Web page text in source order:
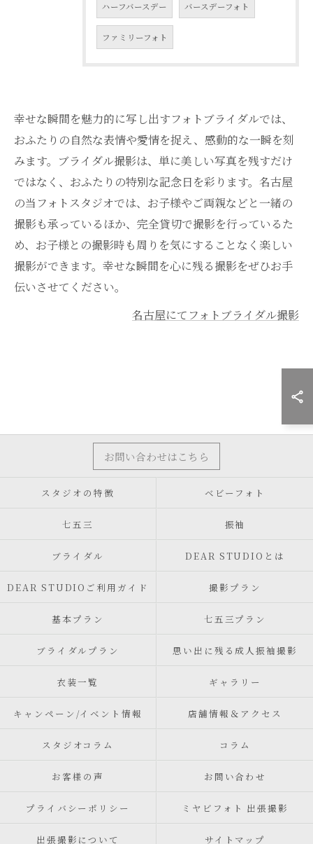
ハーフバースデー バースデーフォト
ファミリーフォト
幸せな瞬間を魅力的に写し出すフォトブライダルでは、
おふたりの自然な表情や愛情を捉え、感動的な一瞬を刻
みます。ブライダル撮影は、単に美しい写真を残すだけ
ではなく、おふたりの特別な記念日を彩ります。名古屋
の当フォトスタジオでは、お子様やご両親などと一緒の
撮影も承っているほか、完全貸切で撮影を行っているた
め、お子様との撮影時も周りを気にすることなく楽しい
撮影ができます。幸せな瞬間を心に残る撮影をぜひお手
伝いさせてください。
名古屋にてフォトブライダル撮影
お問い合わせはこちら
スタジオの特徴 ベビーフォト
七五三 振袖
ブライダル DEAR STUDIOとは
DEAR STUDIOご利用ガイド 撮影プラン
基本プラン 七五三プラン
ブライダルプラン 思い出に残る成人振袖撮影
衣装一覧 ギャラリー
キャンペーン/イベント情報 店舗情報＆アクセス
スタジオコラム コラム
お客様の声 お問い合わせ
プライバシーポリシー ミヤビフォト 出張撮影
出張撮影について サイトマップ